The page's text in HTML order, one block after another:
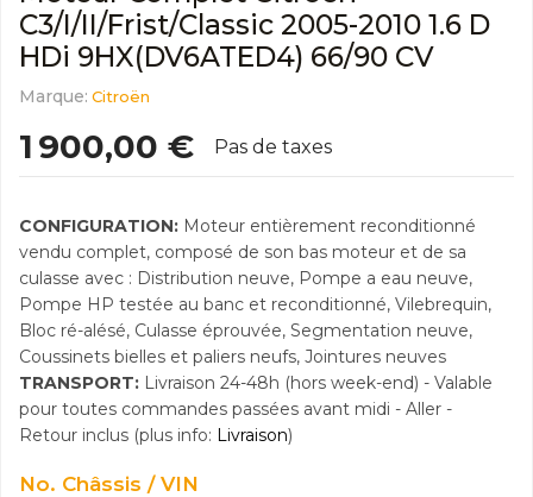
C3/I/II/Frist/Classic 2005-2010 1.6 D
HDi 9HX(DV6ATED4) 66/90 CV
Marque: Citroën
1 900,00 € Pas de taxes
CONFIGURATION: Moteur entièrement reconditionné
vendu complet, composé de son bas moteur et de sa
culasse avec : Distribution neuve, Pompe a eau neuve,
Pompe HP testée au banc et reconditionné, Vilebrequin,
Bloc ré-alésé, Culasse éprouvée, Segmentation neuve,
Coussinets bielles et paliers neufs, Jointures neuves
TRANSPORT: Livraison 24-48h (hors week-end) - Valable
pour toutes commandes passées avant midi - Aller -
Retour inclus (plus info: Livraison)
No. Châssis / VIN